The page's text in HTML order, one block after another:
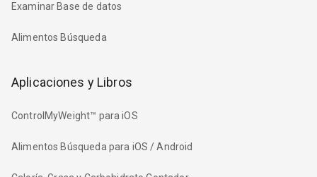
Examinar Base de datos
Alimentos Búsqueda
Aplicaciones y Libros
ControlMyWeight™ para iOS
Alimentos Búsqueda para iOS / Android